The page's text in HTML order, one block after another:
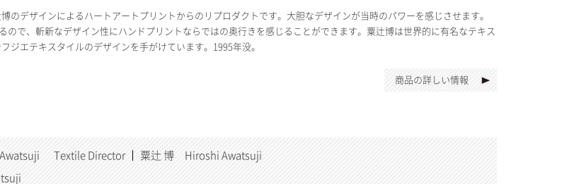
のデザインによるハートアートプリントからのリプロダクトです。大胆なデザインが当時のパワーを感じさせます。
ので、斬新なデザイン性にハンドプリントならではの奥行きを感じることができます。粟辻博は世界的に有名なテキス
ジエテキスタイルのデザインを手がけています。1995年没。
商品の詳しい情報
Textile Director 粟辻 博 Hiroshi Awatsuji